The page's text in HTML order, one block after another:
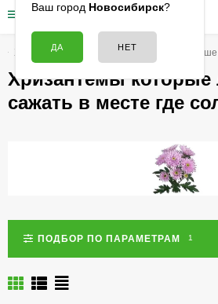
Ваш город Новосибирск?
КАТАЛОГ ТОВАРОВ
Хризантемы Хризантемы которые лучше
Хризантемы которые
сажать в месте где
ПОДБОР ПО ПАРАМЕТРАМ 1